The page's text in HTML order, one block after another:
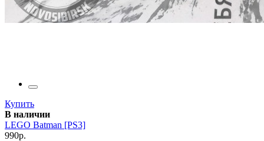
Купить
В наличии
LEGO Batman [PS3]
990р.